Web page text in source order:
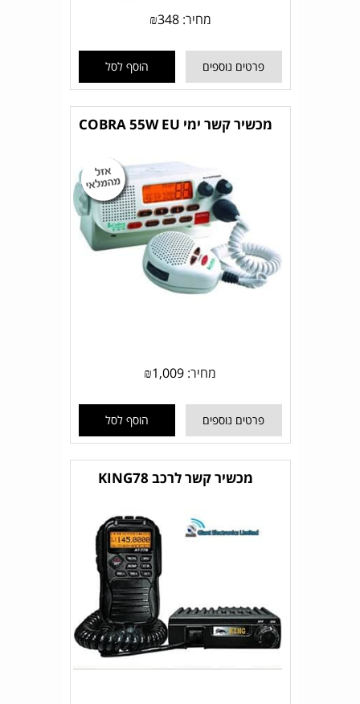
מחיר: ₪348
פרטים נוספים הוסף לסל
מכשיר קשר ימי COBRA 55W EU
מחיר: ₪1,009
פרטים נוספים הוסף לסל
מכשיר קשר לרכב KING78